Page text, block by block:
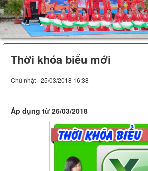
Thời khóa biểu mới
Chủ nhật - 25/03/2018 16:38
Áp dụng từ 26/03/2018